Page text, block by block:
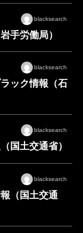
blacksearch
手労働局）
blacksearch
ック情報（石
blacksearch
国土交通省）
blacksearch
（国土交通